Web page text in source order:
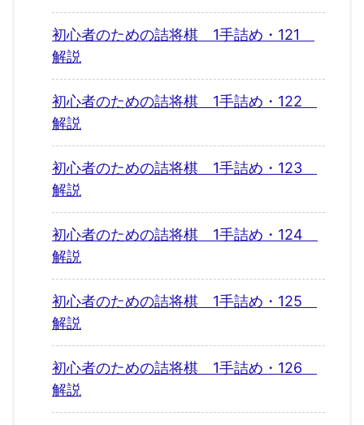
初心者のための詰将棋 1手詰め・121
解説
初心者のための詰将棋 1手詰め・122
解説
初心者のための詰将棋 1手詰め・123
解説
初心者のための詰将棋 1手詰め・124
解説
初心者のための詰将棋 1手詰め・125
解説
初心者のための詰将棋 1手詰め・126
解説